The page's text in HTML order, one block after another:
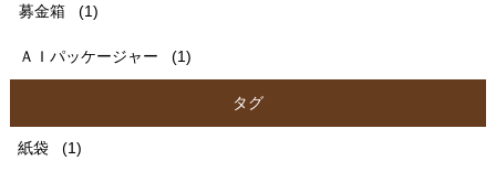
募金箱 (1)
ＡＩパッケージャー (1)
タグ
紙袋 (1)